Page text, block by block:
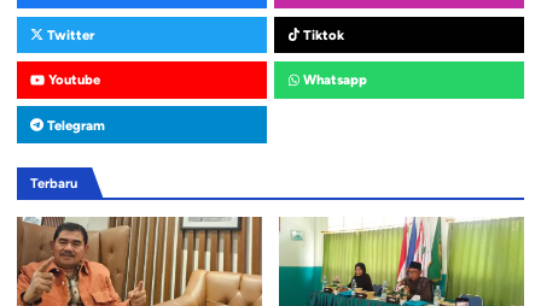
Twitter Tiktok
Youtube Whatsapp
Telegram
Terbaru